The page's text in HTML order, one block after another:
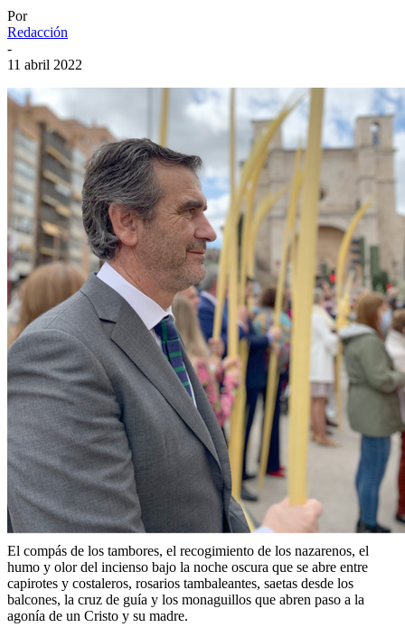
Por
Redacción
-
11 abril 2022
El compás de los tambores, el recogimiento de los nazarenos, el
humo y olor del incienso bajo la noche oscura que se abre entre
capirotes y costaleros, rosarios tambaleantes, saetas desde los
balcones, la cruz de guía y los monaguillos que abren paso a la
agonía de un Cristo y su madre.